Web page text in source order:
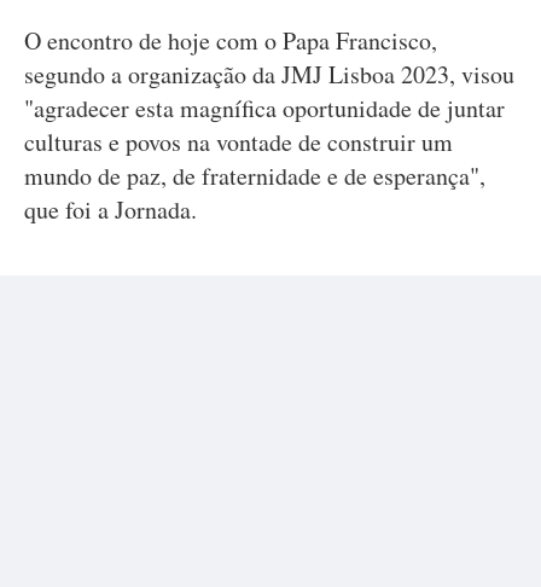
O encontro de hoje com o Papa Francisco,
segundo a organização da JMJ Lisboa 2023, visou
"agradecer esta magnífica oportunidade de juntar
culturas e povos na vontade de construir um
mundo de paz, de fraternidade e de esperança",
que foi a Jornada.